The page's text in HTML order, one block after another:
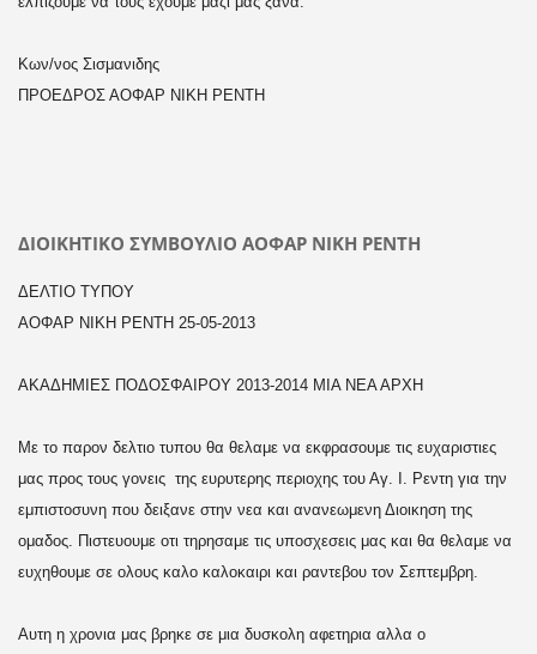
Κων/νος Σισμανιδης
ΠΡΟΕΔΡΟΣ ΑΟΦΑΡ ΝΙΚΗ ΡΕΝΤΗ
ΔΙΟΙΚΗΤΙΚΟ ΣΥΜΒΟΥΛΙΟ ΑΟΦΑΡ ΝΙΚΗ ΡΕΝΤΗ
ΔΕΛΤΙΟ ΤΥΠΟΥ
ΑΟΦΑΡ ΝΙΚΗ ΡΕΝΤΗ 25-05-2013
ΑΚΑΔΗΜΙΕΣ ΠΟΔΟΣΦΑΙΡΟΥ 2013-2014 ΜΙΑ ΝΕΑ ΑΡΧΗ
Με το παρον δελτιο τυπου θα θελαμε να εκφρασουμε τις ευχαριστιες
μας προς τους γονεις της ευρυτερης περιοχης του Αγ. Ι. Ρεντη για την
εμπιστοσυνη που δειξανε στην νεα και ανανεωμενη Διοικηση της
ομαδος. Πιστευουμε οτι τηρησαμε τις υποσχεσεις μας και θα θελαμε να
ευχηθουμε σε ολους καλο καλοκαιρι και ραντεβου τον Σεπτεμβρη.
Αυτη η χρονια μας βρηκε σε μια δυσκολη αφετηρια αλλα ο